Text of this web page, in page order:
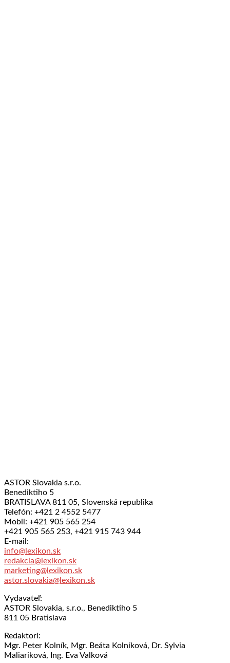
ASTOR Slovakia s.r.o.
Benediktiho 5
BRATISLAVA 811 05, Slovenská republika
Telefón: +421 2 4552 5477
Mobil: +421 905 565 254
+421 905 565 253, +421 915 743 944
E-mail:
info@lexikon.sk
redakcia@lexikon.sk
marketing@lexikon.sk
astor.slovakia@lexikon.sk
Vydavateľ:
ASTOR Slovakia, s.r.o., Benediktiho 5
811 05 Bratislava
Redaktori:
Mgr. Peter Kolník, Mgr. Beáta Kolníková, Dr. Sylvia
Maliariková, Ing. Eva Valková